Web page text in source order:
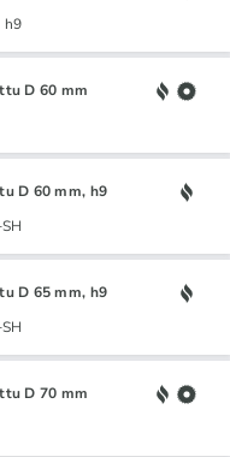
h9
D 60 mm
D 60 mm, h9
D 65 mm, h9
D 70 mm